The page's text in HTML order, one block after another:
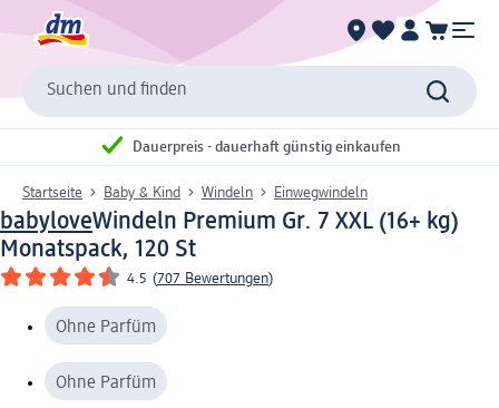
Suchen und finden
Dauerpreis - dauerhaft günstig einkaufen
Startseite Baby & Kind Windeln Einwegwindeln
babyloveWindeln Premium Gr. 7 XXL (16+ kg)
Monatspack, 120 St
4.5 (707 Bewertungen)
Ohne Parfüm
Ohne Parfüm